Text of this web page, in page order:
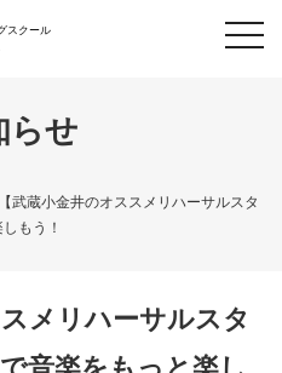
スクール
らせ
【武蔵小金井のオススメリハーサルスタ
もう！
メリハーサルスタ